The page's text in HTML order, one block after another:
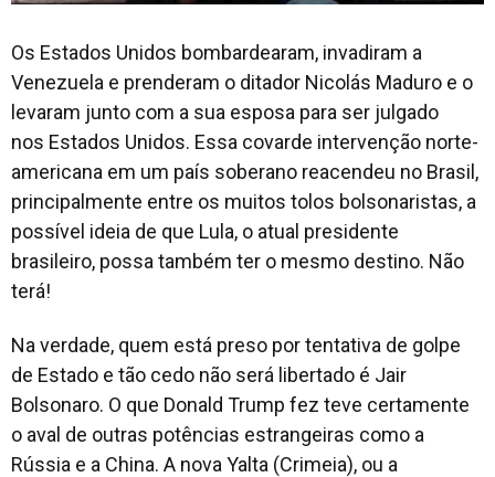
Os Estados Unidos bombardearam, invadiram a
Venezuela e prenderam o ditador Nicolás Maduro e o
levaram junto com a sua esposa para ser julgado
nos Estados Unidos. Essa covarde intervenção norte-
americana em um país soberano reacendeu no Brasil,
principalmente entre os muitos tolos bolsonaristas, a
possível ideia de que Lula, o atual presidente
brasileiro, possa também ter o mesmo destino. Não
terá!
Na verdade, quem está preso por tentativa de golpe
de Estado e tão cedo não será libertado é Jair
Bolsonaro. O que Donald Trump fez teve certamente
o aval de outras potências estrangeiras como a
Rússia e a China. A nova Yalta (Crimeia), ou a